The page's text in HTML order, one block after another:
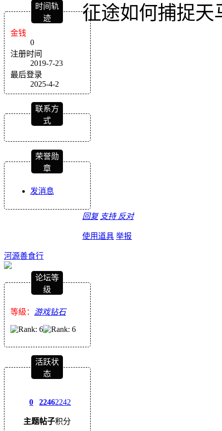
时间轨
迹
金钱
0
注册时间
2019-7-23
最后登录
2025-4-2
联系方
式
荣誉勋
章
发消息
征途如何捕捉天
回复 支持 反对
使用道具 举报
河源善食行
论坛等
级
等級： 游戏钻石
活跃状
态
0
主题
2246
帖子
2242
积分